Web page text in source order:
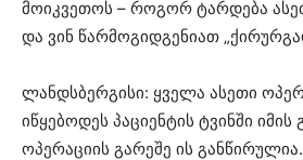
მოიკვეთოს – როგორ ტარდება
და ვინ წარმოგიდგენიათ
ლანდსბერგისი: ყველა ასეთი
იწყებოდეს პაციენტის ტვინში
ოპერაციის გარეშე ის